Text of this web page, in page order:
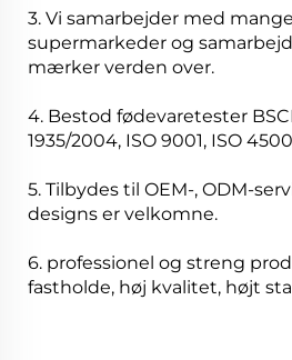
3. Vi samarbejder med
supermarkeder og
mærker verden over.
4. Bestod fødevaretester
1935/2004, ISO 9001, ISO
5. Tilbydes til OEM-, ODM-
designs er velkomne.
6. professionel og streng
fastholde, høj kvalitet, højt